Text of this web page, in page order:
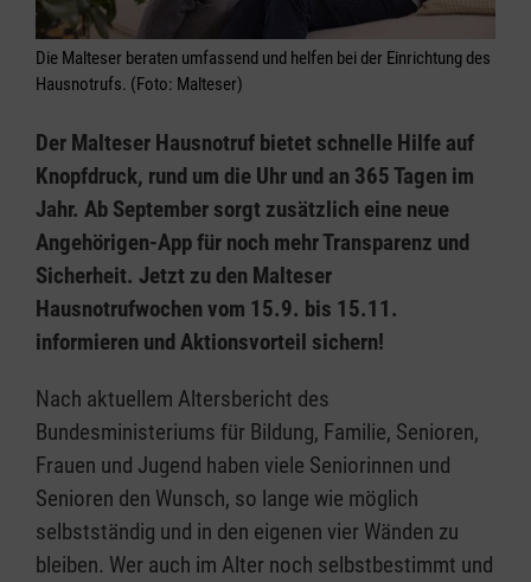
Die Malteser beraten umfassend und helfen bei der Einrichtung des
Hausnotrufs. (Foto: Malteser)
Der Malteser Hausnotruf bietet schnelle Hilfe auf
Knopfdruck, rund um die Uhr und an 365 Tagen im
Jahr. Ab September sorgt zusätzlich eine neue
Angehörigen-App für noch mehr Transparenz und
Sicherheit. Jetzt zu den Malteser
Hausnotrufwochen vom 15.9. bis 15.11.
informieren und Aktionsvorteil sichern!
Nach aktuellem Altersbericht des
Bundesministeriums für Bildung, Familie, Senioren,
Frauen und Jugend haben viele Seniorinnen und
Senioren den Wunsch, so lange wie möglich
selbstständig und in den eigenen vier Wänden zu
bleiben. Wer auch im Alter noch selbstbestimmt und